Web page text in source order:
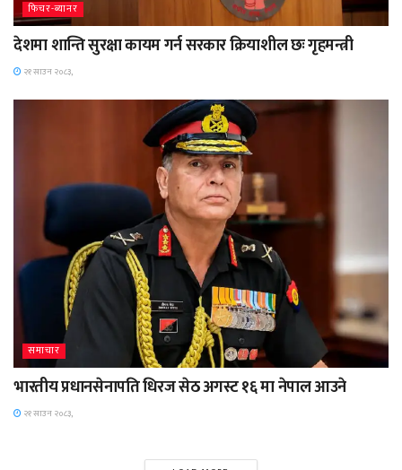
फिचर-ब्यानर
देशमा शान्ति सुरक्षा कायम गर्न सरकार क्रियाशील छः गृहमन्त्री
२१ साउन २०८३,
समाचार
भारतीय प्रधानसेनापति धिरज सेठ अगस्ट १६ मा नेपाल आउने
२१ साउन २०८३,